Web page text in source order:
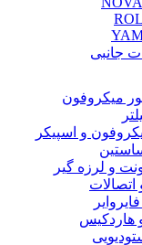
جانبی
میکروفون
و اسپیکر
و لرزه گیر
اتصالات
هاردکیس